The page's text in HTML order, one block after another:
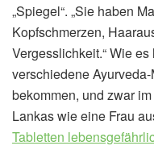
„Spiegel“. „Sie haben
Kopfschmerzen,
Vergesslichkeit.“ Wie
verschiedene
bekommen, und zwar
Lankas wie eine Frau
Tabletten